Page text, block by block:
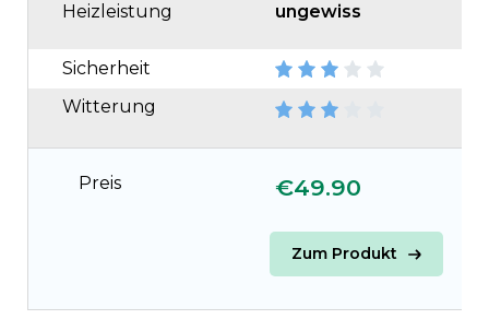
Heizleistung ungewiss
Sicherheit
Witterung
Preis €49.90
Zum Produkt